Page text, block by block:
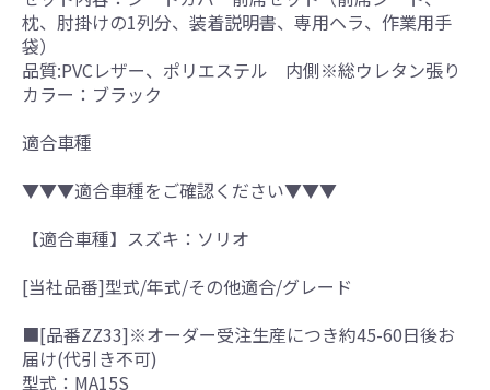
枕、肘掛けの1列分、装着説明書、専用ヘラ、作業用手
袋）
品質:PVCレザー、ポリエステル 内側※総ウレタン張り
カラー：ブラック
適合車種
▼▼▼適合車種をご確認ください▼▼▼
【適合車種】スズキ：ソリオ
[当社品番]型式/年式/その他適合/グレード
■[品番ZZ33]※オーダー受注生産につき約45-60日後お
届け(代引き不可)
型式：MA15S